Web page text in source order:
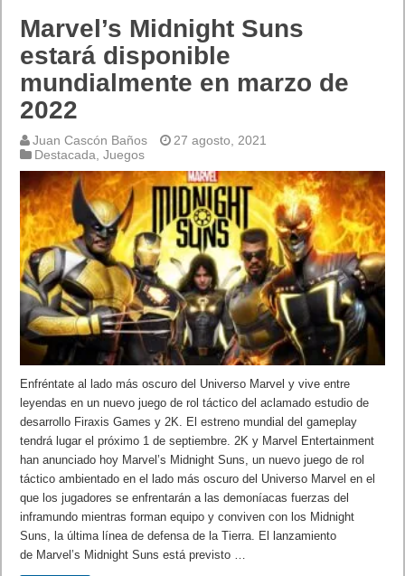
Marvel’s Midnight Suns
estará disponible
mundialmente en marzo de
2022
Juan Cascón Baños
27 agosto, 2021
Destacada,Juegos
Enfréntate al lado más oscuro del Universo Marvel y vive entre
leyendas en un nuevo juego de rol táctico del aclamado estudio de
desarrollo Firaxis Games y 2K. El estreno mundial del gameplay
tendrá lugar el próximo 1 de septiembre. 2K y Marvel Entertainment
han anunciado hoy Marvel’s Midnight Suns, un nuevo juego de rol
táctico ambientado en el lado más oscuro del Universo Marvel en el
que los jugadores se enfrentarán a las demoníacas fuerzas del
inframundo mientras forman equipo y conviven con los Midnight
Suns, la última línea de defensa de la Tierra. El lanzamiento
de Marvel’s Midnight Suns está previsto …